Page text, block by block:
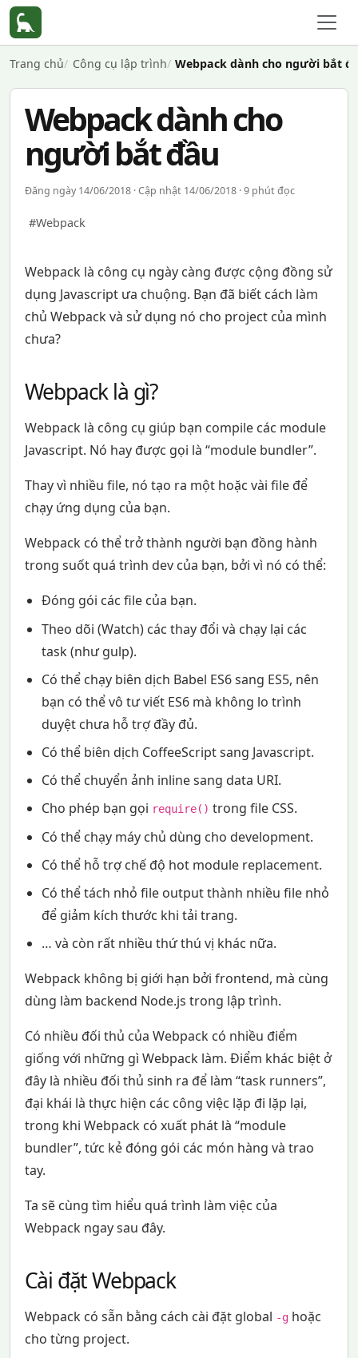
Trang chủ Công cụ lập trình Webpack dành cho người bắt
Webpack dành cho
người bắt đầu
Đăng ngày 14/06/2018 · Cập nhật 14/06/2018 · 9 phút đọc
#Webpack
Webpack là công cụ ngày càng được cộng đồng sử
dụng Javascript ưa chuộng. Bạn đã biết cách làm
chủ Webpack và sử dụng nó cho project của mình
chưa?
Webpack là gì?
Webpack là công cụ giúp bạn compile các module
Javascript. Nó hay được gọi là “module bundler”.
Thay vì nhiều file, nó tạo ra một hoặc vài file để
chạy ứng dụng của bạn.
Webpack có thể trở thành người bạn đồng hành
trong suốt quá trình dev của bạn, bởi vì nó có thể:
Đóng gói các file của bạn.
Theo dõi (Watch) các thay đổi và chạy lại các
task (như gulp).
Có thể chạy biên dịch Babel ES6 sang ES5, nên
bạn có thể vô tư viết ES6 mà không lo trình
duyệt chưa hỗ trợ đầy đủ.
Có thể biên dịch CoffeeScript sang Javascript.
Có thể chuyển ảnh inline sang data URI.
Cho phép bạn gọi require() trong file CSS.
Có thể chạy máy chủ dùng cho development.
Có thể hỗ trợ chế độ hot module replacement.
Có thể tách nhỏ file output thành nhiều file nhỏ
để giảm kích thước khi tải trang.
… và còn rất nhiều thứ thú vị khác nữa.
Webpack không bị giới hạn bởi frontend, mà cùng
dùng làm backend Node.js trong lập trình.
Có nhiều đối thủ của Webpack có nhiều điểm
giống với những gì Webpack làm. Điểm khác biệt ở
đây là nhiều đối thủ sinh ra để làm “task runners”,
đại khái là thực hiện các công việc lặp đi lặp lại,
trong khi Webpack có xuất phát là “module
bundler”, tức kẻ đóng gói các món hàng và trao
tay.
Ta sẽ cùng tìm hiểu quá trình làm việc của
Webpack ngay sau đây.
Cài đặt Webpack
Webpack có sẵn bằng cách cài đặt global -ghoặc
cho từng project.